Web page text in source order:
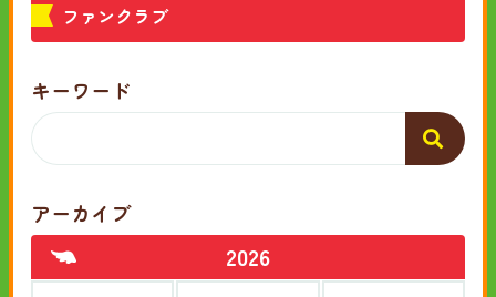
ファンクラブ
キーワード
アーカイブ
2026